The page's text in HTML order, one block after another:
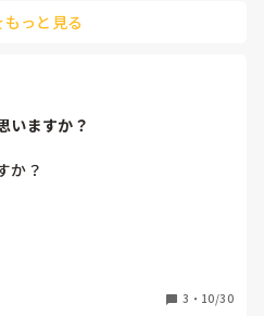
い！っと見る
いますか？
か？
ろしくないなと思う部分があり
シ部分が汚れているなど…
上げもしてあげる時間はなく…
3 ・ 10/30